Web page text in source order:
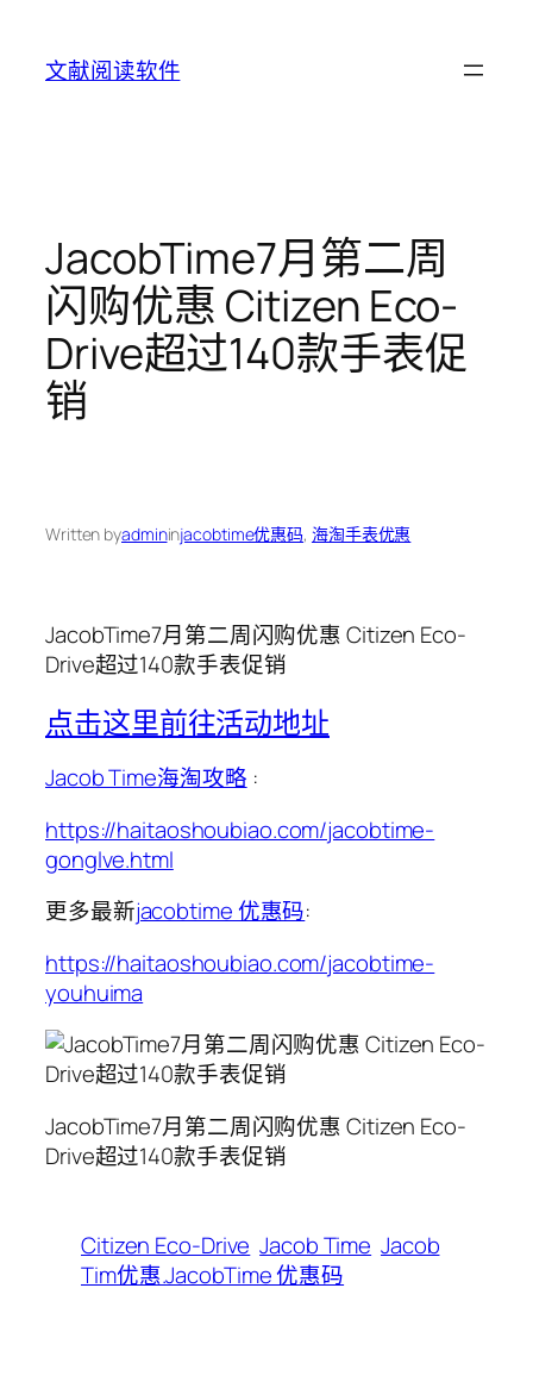
content
文献阅读软件
JacobTime7月第二周
闪购优惠 Citizen Eco-
Drive超过140款手表促
销
Written byadmininjacobtime优惠码, 海淘手表优惠
JacobTime7月第二周闪购优惠 Citizen Eco-
Drive超过140款手表促销
点击这里前往活动地址
Jacob Time海淘攻略 :
https://haitaoshoubiao.com/jacobtime-
gonglve.html
更多最新jacobtime 优惠码:
https://haitaoshoubiao.com/jacobtime-
youhuima
JacobTime7月第二周闪购优惠 Citizen Eco-
Drive超过140款手表促销
Citizen Eco-Drive Jacob Time Jacob
Tim优惠.JacobTime 优惠码